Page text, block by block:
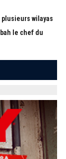
wilayas
le chef du